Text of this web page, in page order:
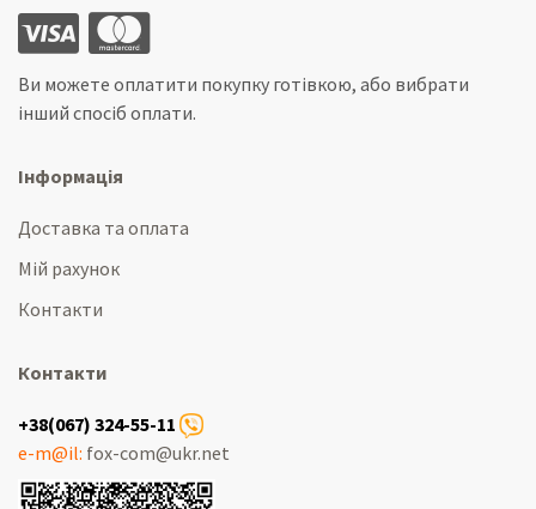
Ви можете оплатити покупку готівкою, або вибрати
інший спосіб оплати.
Інформація
Доставка та оплата
Мій рахунок
Контакти
Контакти
+38(067) 324-55-11
e-m@il: fox-com@ukr.net